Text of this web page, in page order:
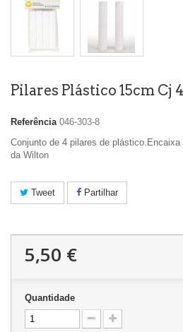
Pilares Plástico 15cm Cj
Referência 046-303-8
Conjunto de 4 pilares de
da Wilton
Tweet Partilhar
5,50 €
Quantidade